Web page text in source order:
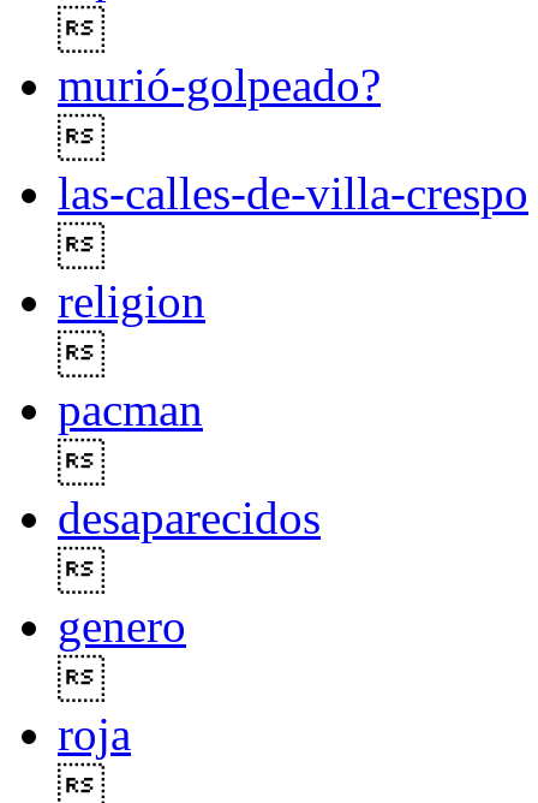
murió-golpeado?
las-calles-de-villa-crespo
religion
pacman
desaparecidos
genero
roja